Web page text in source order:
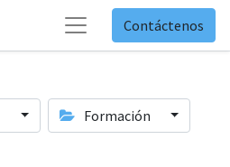
Contáctenos
Formación